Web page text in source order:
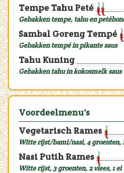
Tempe Tahu Peté
Gebakken tempe, tahu en
Sambal Goreng Tempé
Gebakken tempé in pikante saus
Tahu Kuning
Gebakken tahu in kokosmelk saus
Voordeelmenu's
Vegetarisch Rames
Witte rijst/bami/nasi, 4 groenten,
Nasi Putih Rames
Witte rijst, 3 groenten, 2 vlees, 1 ei